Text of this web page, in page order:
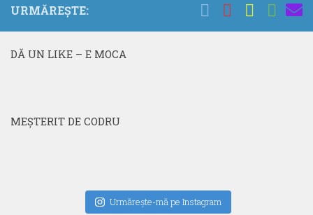
URMĂREȘTE:
DĂ UN LIKE – E MOCA
MEŞTERIT DE CODRU
Urmăreşte-mă pe Instagram